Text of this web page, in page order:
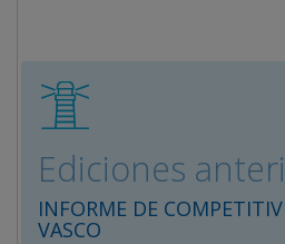
Ediciones
INFORME DE
VASCO